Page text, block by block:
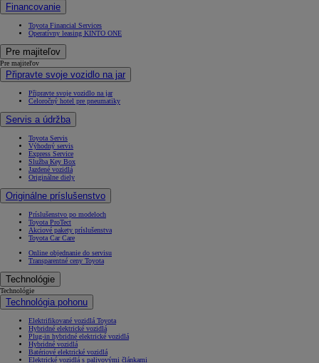
Financovanie
Toyota Financial Services
Operatívny leasing KINTO ONE
Pre majiteľov
Pre majiteľov
Připravte svoje vozidlo na jar
Připravte svoje vozidlo na jar
Celoročný hotel pre pneumatiky
Servis a údržba
Toyota Servis
Výhodný servis
Express Service
Služba Key Box
Jazdené vozidlá
Originálne diely
Originálne príslušenstvo
Príslušenstvo po modeloch
Toyota ProTect
Akciové pakety príslušenstva
Toyota Car Care
Online objednanie do servisu
Transparentné ceny Toyota
Technológie
Technológie
Technológia pohonu
Elektrifikované vozidlá Toyota
Hybridné elektrické vozidlá
Plug-in hybridné elektrické vozidlá
Hybridné vozidlá
Batériové elektrické vozidlá
Elektrické vozidlá s palivovými článkami